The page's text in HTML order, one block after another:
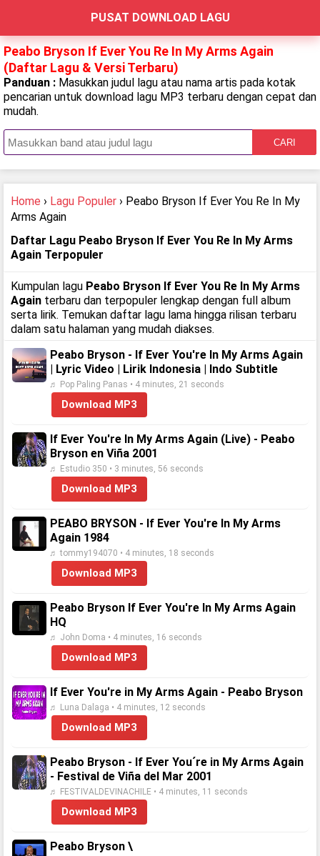
PUSAT DOWNLOAD LAGU
Peabo Bryson If Ever You Re In My Arms Again
(Daftar Lagu & Versi Terbaru)
Panduan : Masukkan judul lagu atau nama artis pada kotak
pencarian untuk download lagu MP3 terbaru dengan cepat dan
mudah.
CARI
Home › Lagu Populer › Peabo Bryson If Ever You Re In My
Arms Again
Daftar Lagu Peabo Bryson If Ever You Re In My Arms
Again Terpopuler
Kumpulan lagu Peabo Bryson If Ever You Re In My Arms
Again terbaru dan terpopuler lengkap dengan full album
serta lirik. Temukan daftar lagu lama hingga rilisan terbaru
dalam satu halaman yang mudah diakses.
Peabo Bryson - If Ever You're In My Arms Again
| Lyric Video | Lirik Indonesia | Indo Subtitle
♬ Pop Paling Panas • 4 minutes, 21 seconds
Download MP3
If Ever You're In My Arms Again (Live) - Peabo
Bryson en Viña 2001
♬ Estudio 350 • 3 minutes, 56 seconds
Download MP3
PEABO BRYSON - If Ever You're In My Arms
Again 1984
♬ tommy194070 • 4 minutes, 18 seconds
Download MP3
Peabo Bryson If Ever You're In My Arms Again
HQ
♬ John Doma • 4 minutes, 16 seconds
Download MP3
If Ever You're in My Arms Again - Peabo Bryson
♬ Luna Dalaga • 4 minutes, 12 seconds
Download MP3
Peabo Bryson - If Ever You´re in My Arms Again
- Festival de Viña del Mar 2001
♬ FESTIVALDEVINACHILE • 4 minutes, 11 seconds
Download MP3
Peabo Bryson \